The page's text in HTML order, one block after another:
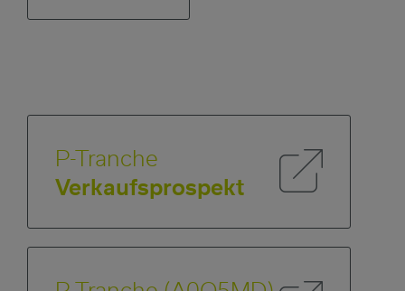
P-Tranche
Verkaufsprospekt